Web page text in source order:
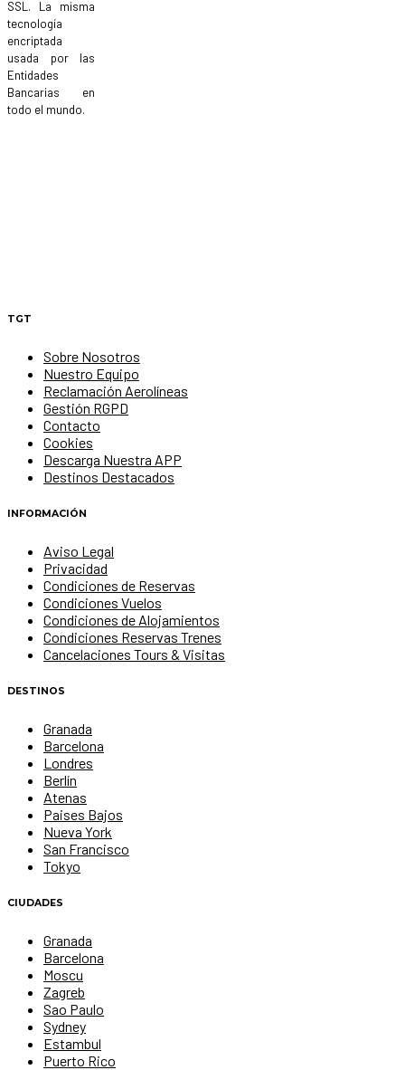
SSL. La misma
tecnología
encriptada
usada por las
Entidades
Bancarias en
todo el mundo.
TGT
Sobre Nosotros
Nuestro Equipo
Reclamación Aerolíneas
Gestión RGPD
Contacto
Cookies
Descarga Nuestra APP
Destinos Destacados
INFORMACIÓN
Aviso Legal
Privacidad
Condiciones de Reservas
Condiciones Vuelos
Condiciones de Alojamientos
Condiciones Reservas Trenes
Cancelaciones Tours & Visitas
DESTINOS
Granada
Barcelona
Londres
Berlín
Atenas
Paises Bajos
Nueva York
San Francisco
Tokyo
CIUDADES
Granada
Barcelona
Moscu
Zagreb
Sao Paulo
Sydney
Estambul
Puerto Rico